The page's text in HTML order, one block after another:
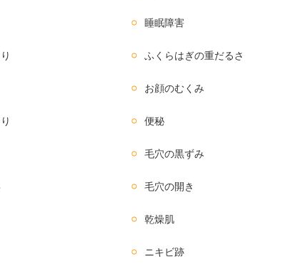
睡眠障害
ふくらはぎの重だるさ
お顔のむくみ
便秘
毛穴の黒ずみ
毛穴の開き
乾燥肌
ニキビ跡